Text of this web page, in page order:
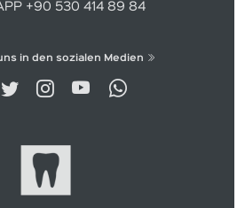
+90 530 414 89 84
in den sozialen Medien